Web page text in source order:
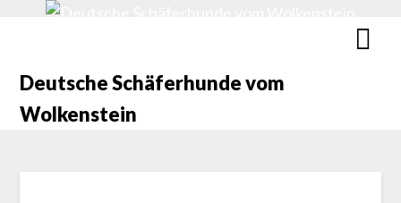
Deutsche Schäferhunde vom
Wolkenstein